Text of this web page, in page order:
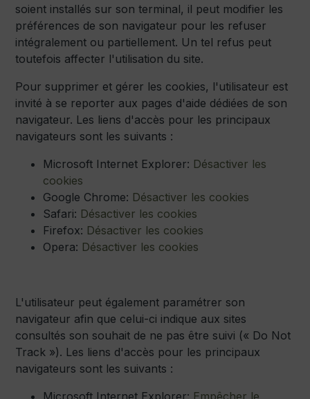
soient installés sur son terminal, il peut modifier les
préférences de son navigateur pour les refuser
intégralement ou partiellement. Un tel refus peut
toutefois affecter l'utilisation du site.
Pour supprimer et gérer les cookies, l'utilisateur est
invité à se reporter aux pages d'aide dédiées de son
navigateur. Les liens d'accès pour les principaux
navigateurs sont les suivants :
Microsoft Internet Explorer: Désactiver les
cookies
Google Chrome: Désactiver les cookies
Safari: Désactiver les cookies
Firefox: Désactiver les cookies
Opera: Désactiver les cookies
L'utilisateur peut également paramétrer son
navigateur afin que celui-ci indique aux sites
consultés son souhait de ne pas être suivi (« Do Not
Track »). Les liens d'accès pour les principaux
navigateurs sont les suivants :
Microsoft Internet Explorer: Empêcher le